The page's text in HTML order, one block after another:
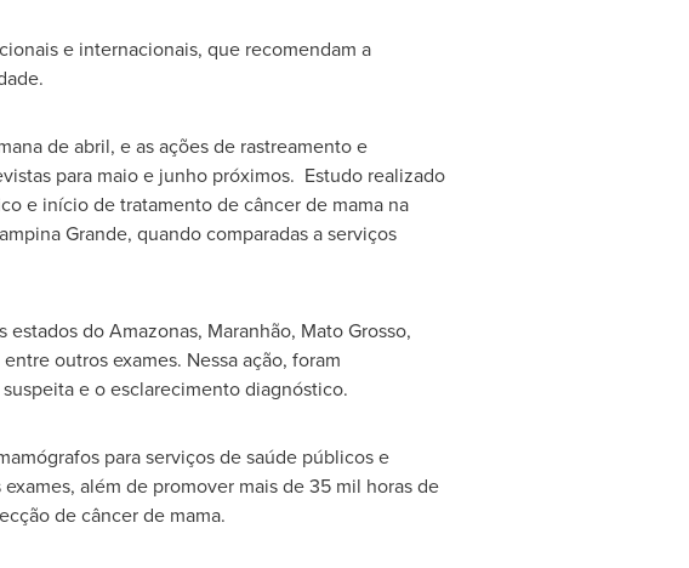
e internacionais, que recomendam a
de abril, e as ações de rastreamento e
para maio e junho próximos. Estudo realizado
e início de tratamento de câncer de mama na
Grande, quando comparadas a serviços
do Amazonas, Maranhão, Mato Grosso,
outros exames. Nessa ação, foram
e o esclarecimento diagnóstico.
para serviços de saúde públicos e
além de promover mais de 35 mil horas de
de câncer de mama.